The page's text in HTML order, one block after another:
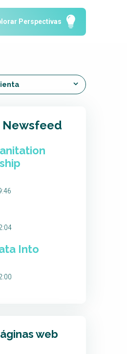
Monitoring
Perspectivas
Into
web